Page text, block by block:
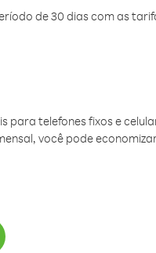
de 30 dias com as
para telefones fixos e
você pode